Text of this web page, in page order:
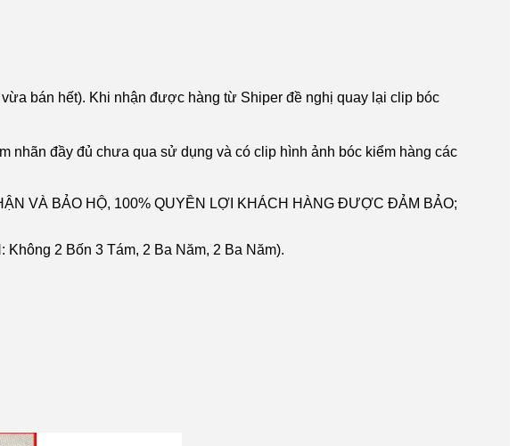
bán hết). Khi nhận được hàng từ Shiper đề nghị quay lại clip bóc
nhãn đầy đủ chưa qua sử dụng và có clip hình ảnh bóc kiểm hàng các
VÀ BẢO HỘ, 100% QUYỀN LỢI KHÁCH HÀNG ĐƯỢC ĐẢM BẢO;
2 Bốn 3 Tám, 2 Ba Năm, 2 Ba Năm).